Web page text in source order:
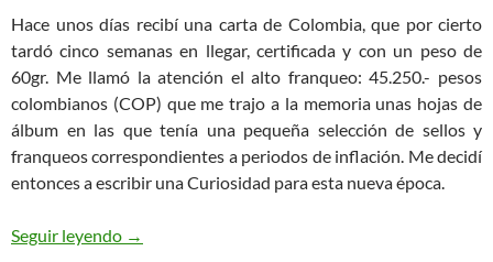
Hace unos días recibí una carta de Colombia, que por cierto
tardó cinco semanas en llegar, certificada y con un peso de
60gr. Me llamó la atención el alto franqueo: 45.250.- pesos
colombianos (COP) que me trajo a la memoria unas hojas de
álbum en las que tenía una pequeña selección de sellos y
franqueos correspondientes a periodos de inflación. Me decidí
entonces a escribir una Curiosidad para esta nueva época.
Seguir leyendo Miles de Millones en Sellos
→